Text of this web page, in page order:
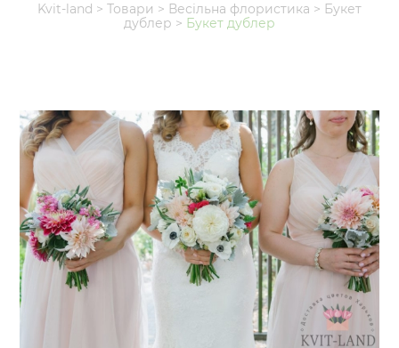
Kvit-land > Товари > Весільна флористика > Букет
дублер > Букет дублер